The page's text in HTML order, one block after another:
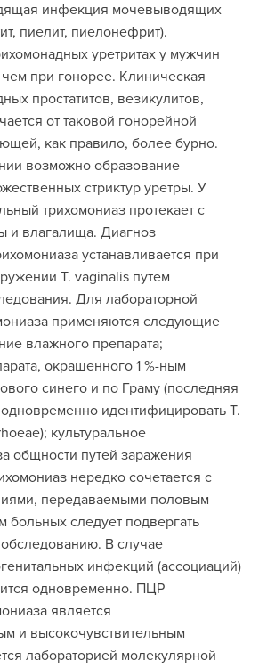
инфекция мочевыводящих
пиелит, пиелонефрит).
уретритах у мужчин
при гонорее. Клиническая
простатитов, везикулитов,
от таковой гонорейной
как правило, более бурно.
возможно образование
стриктур уретры. У
трихомониаз протекает с
и влагалища. Диагноз
устанавливается при
Т. vaginalis путем
Для лабораторной
применяются следующие
влажного препарата;
окрашенного 1 %-ным
синего и по Граму (последняя
идентифицировать Т.
культуральное
общности путей заражения
нередко сочетается с
передаваемыми половым
больных следует подвергать
В случае
инфекций (ассоциаций)
одновременно. ПЦР
является
и высокочувствительным
лабораторией молекулярной